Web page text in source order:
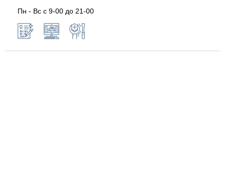
Пн - Вс с 9-00 до 21-00